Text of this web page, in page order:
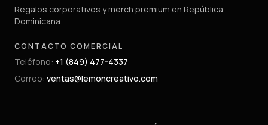
Regalos corporativos y merch premium en República
Dominicana.
CONTACTO COMERCIAL
Teléfono: +1 (849) 477-4337
Correo: ventas@lemoncreativo.com